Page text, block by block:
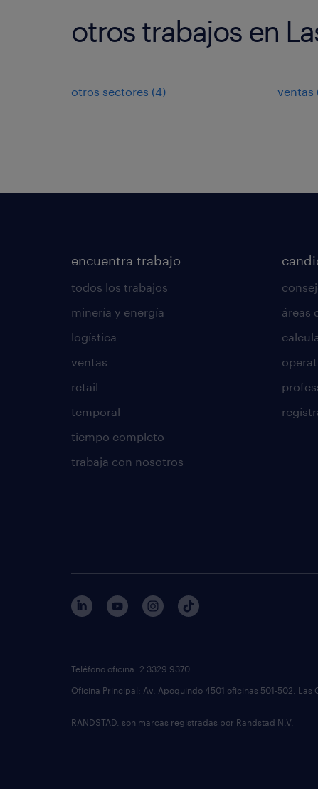
otros trabajos en
otros sectores (4) ventas
encuentra trabajo
todos los trabajos
minería y energía
logística
ventas
retail
temporal
tiempo completo
trabaja con nosotros
áreas
Teléfono oficina: 2 3329 9370
Oficina Principal: Av. Apoquindo 4501 oficinas 501-502, Las
RANDSTAD, son marcas registradas por Randstad N.V.